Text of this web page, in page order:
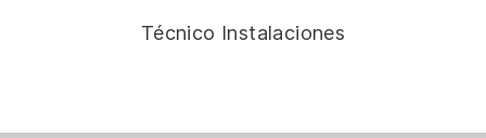
Técnico Instalaciones